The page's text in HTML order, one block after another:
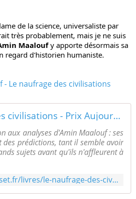
de la science, universaliste par
très probablement, mais je ne suis
Maalouf y apporte désormais sa
regard d'historien humaniste.
"Le naufrage des civilisations - Prix Aujourd'hui 2019", Amin Maalouf
aux analyses d'Amin Maalouf : ses
des prédictions, tant il semble avoir
sujets avant qu'ils n'affleurent à
https://www.grasset.fr/livres/le-naufrage-des-civilisations-prix-aujourdhui-2019-9782246852179